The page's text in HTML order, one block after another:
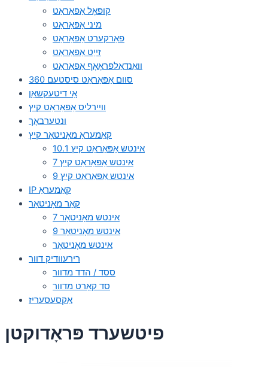
קופּאָל אַפּאַראַט
מיני אַפּאַראַט
פאַרקערט אַפּאַראַט
זייַט אַפּאַראַט
וואַנדאַלפּראָאָף אַפּאַראַט
360 סוום אַפּאַראַט סיסטעם
אַי דיטעקשאַן
וויירליס אַפּאַראַט קיץ
ונטערבאָך
קאַמעראַ מאָניטאָר קיץ
10.1 אינטש אַפּאַראַט קיץ
7 אינטש אַפּאַראַט קיץ
9 אינטש אַפּאַראַט קיץ
IP קאַמעראַ
קאַר מאָניטאָר
7 אינטש מאָניטאָר
9 אינטש מאָניטאָר
אינטש מאָניטאָר
רירעוודיק דוור
ססד / הדד מדוור
סד קאָרט מדוור
אַקסעסעריז
פיטשערד פּראָדוקטן